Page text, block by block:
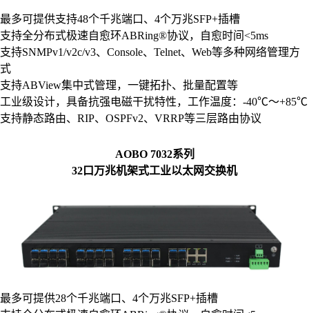
最多可提供支持48个千兆端口、4个万兆SFP+插槽
支持全分布式极速自愈环ABRing®协议，自愈时间<5ms
支持SNMPv1/v2c/v3、Console、Telnet、Web等多种网络管理方
式
支持ABView集中式管理，一键拓扑、批量配置等
工业级设计，具备抗强电磁干扰特性，工作温度：-40℃～+85℃
支持静态路由、RIP、OSPFv2、VRRP等三层路由协议
AOBO 7032系列
32口万兆机架式工业以太网交换机
最多可提供28个千兆端口、4个万兆SFP+插槽